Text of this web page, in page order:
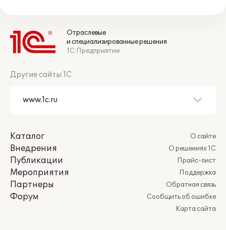
Отраслевые
и специализированные решения
1С:Предприятие
Другие сайты 1С
Каталог
Внедрения
Публикации
Мероприятия
Партнеры
Форум
О сайте
О решениях 1С
Прайс-лист
Поддержка
Обратная связь
Сообщить об ошибке
Карта сайта